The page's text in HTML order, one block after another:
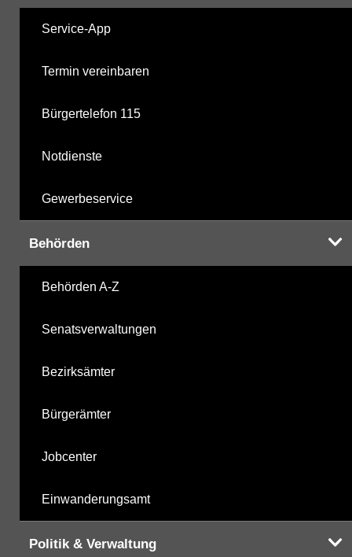
Service-App
Termin vereinbaren
Bürgertelefon 115
Notdienste
Gewerbeservice
Behörden
Behörden A-Z
Senatsverwaltungen
Bezirksämter
Bürgerämter
Jobcenter
Einwanderungsamt
Politik & Verwaltung